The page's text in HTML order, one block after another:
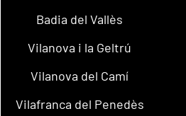
Badia del Vallès
Vilanova i la Geltrú
Vilanova del Camí
Vilafranca del Penedès